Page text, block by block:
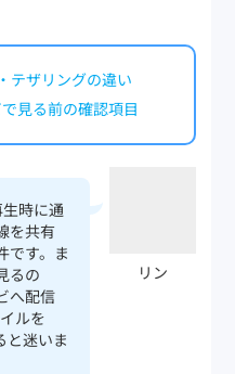
テザリングの違い
見る前の確認項目
リン
時に通
を共有
です。ま
るの
へ配信
ルを
と迷いま